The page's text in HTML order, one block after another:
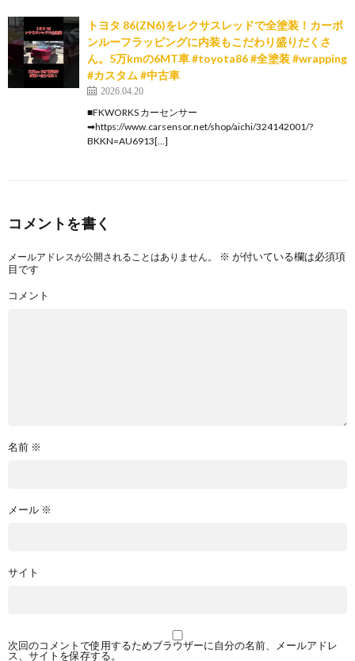
トヨタ 86(ZN6)をレクサスレッドで全塗装！カーボ
ンルーフラッピングに内装もこだわり盛りだくさ
ん。5万kmの6MT車 #toyota86 #全塗装 #wrapping
#カスタム #中古車
2026.04.20
■FKWORKS カーセンサー
➡https://www.carsensor.net/shop/aichi/324142001/?
BKKN=AU6913[…]
コメントを書く
メールアドレスが公開されることはありません。 ※ が付いている欄は必須項
目です
コメント
名前 ※
メール ※
サイト
次回のコメントで使用するためブラウザーに自分の名前、メールアドレ
ス、サイトを保存する。